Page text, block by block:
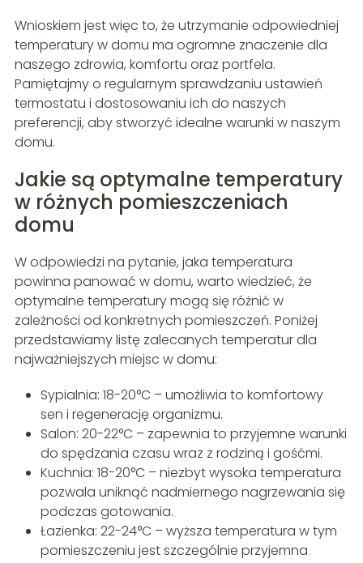
Wnioskiem jest więc to, że utrzymanie odpowiedniej
temperatury w domu ma ogromne znaczenie dla
naszego zdrowia, komfortu oraz portfela.
Pamiętajmy o regularnym sprawdzaniu ustawień
termostatu i dostosowaniu ich do naszych
preferencji, aby stworzyć idealne warunki w naszym
domu.
Jakie są optymalne temperatury
w różnych pomieszczeniach
domu
W odpowiedzi na pytanie, jaka temperatura
powinna panować w domu, warto wiedzieć, że
optymalne temperatury mogą się różnić w
zależności od konkretnych pomieszczeń. Poniżej
przedstawiamy listę zalecanych temperatur dla
najważniejszych miejsc w domu:
Sypialnia: 18-20°C – umożliwia to komfortowy
sen i regenerację organizmu.
Salon: 20-22°C – zapewnia to przyjemne warunki
do spędzania czasu wraz z rodziną i gośćmi.
Kuchnia: 18-20°C – niezbyt wysoka temperatura
pozwala uniknąć nadmiernego nagrzewania się
podczas gotowania.
Łazienka: 22-24°C – wyższa temperatura w tym
pomieszczeniu jest szczególnie przyjemna